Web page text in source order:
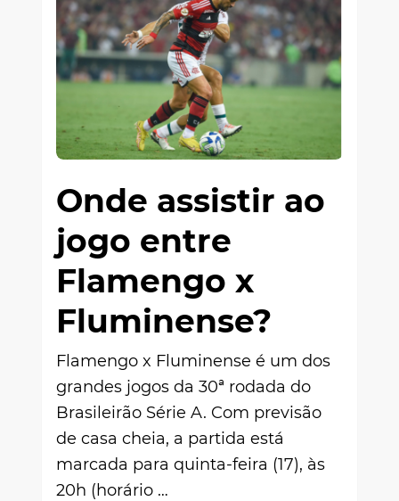
Onde assistir ao
jogo entre
Flamengo x
Fluminense?
Flamengo x Fluminense é um dos
grandes jogos da 30ª rodada do
Brasileirão Série A. Com previsão
de casa cheia, a partida está
marcada para quinta-feira (17), às
20h (horário …